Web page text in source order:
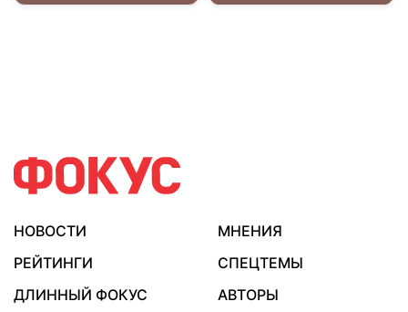
НОВОСТИ
МНЕНИЯ
РЕЙТИНГИ
СПЕЦТЕМЫ
ДЛИННЫЙ ФОКУС
АВТОРЫ